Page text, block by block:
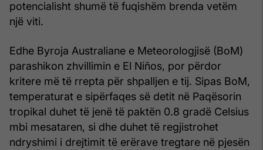
potencialisht shumë të fuqishëm brenda vetëm
një viti.
Edhe Byroja Australiane e Meteorologjisë (BoM)
parashikon zhvillimin e El Niños, por përdor
kritere më të rrepta për shpalljen e tij. Sipas BoM,
temperaturat e sipërfaqes së detit në Paqësorin
tropikal duhet të jenë të paktën 0.8 gradë Celsius
mbi mesataren, si dhe duhet të regjistrohet
ndryshimi i drejtimit të erërave tregtare në pjesën